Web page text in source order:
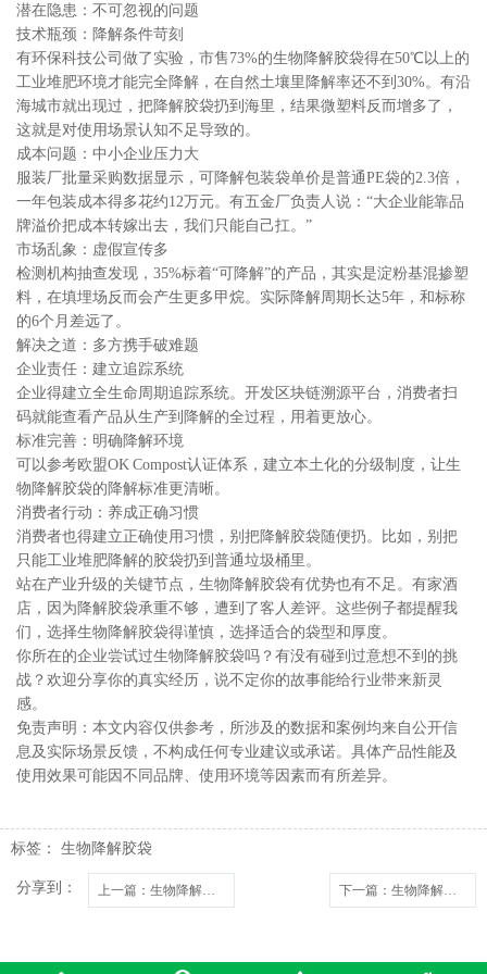
潜在隐患：不可忽视的问题
技术瓶颈：降解条件苛刻
有环保科技公司做了实验，市售73%的生物降解胶袋得在50℃以上的
工业堆肥环境才能完全降解，在自然土壤里降解率还不到30%。有沿
海城市就出现过，把降解胶袋扔到海里，结果微塑料反而增多了，
这就是对使用场景认知不足导致的。
成本问题：中小企业压力大
服装厂批量采购数据显示，可降解包装袋单价是普通PE袋的2.3倍，
一年包装成本得多花约12万元。有五金厂负责人说：“大企业能靠品
牌溢价把成本转嫁出去，我们只能自己扛。”
市场乱象：虚假宣传多
检测机构抽查发现，35%标着“可降解”的产品，其实是淀粉基混掺塑
料，在填埋场反而会产生更多甲烷。实际降解周期长达5年，和标称
的6个月差远了。
解决之道：多方携手破难题
企业责任：建立追踪系统
企业得建立全生命周期追踪系统。开发区块链溯源平台，消费者扫
码就能查看产品从生产到降解的全过程，用着更放心。
标准完善：明确降解环境
可以参考欧盟OK Compost认证体系，建立本土化的分级制度，让生
物降解胶袋的降解标准更清晰。
消费者行动：养成正确习惯
消费者也得建立正确使用习惯，别把降解胶袋随便扔。比如，别把
只能工业堆肥降解的胶袋扔到普通垃圾桶里。
站在产业升级的关键节点，生物降解胶袋有优势也有不足。有家酒
店，因为降解胶袋承重不够，遭到了客人差评。这些例子都提醒我
们，选择生物降解胶袋得谨慎，选择适合的袋型和厚度。
你所在的企业尝试过生物降解胶袋吗？有没有碰到过意想不到的挑
战？欢迎分享你的真实经历，说不定你的故事能给行业带来新灵
感。
免责声明：本文内容仅供参考，所涉及的数据和案例均来自公开信
息及实际场景反馈，不构成任何专业建议或承诺。具体产品性能及
使用效果可能因不同品牌、使用环境等因素而有所差异。
标签： 生物降解胶袋
分享到： 上一篇 ：生物降解胶袋：环保生活新选择，这些知识点你得知道！ 下一篇 ：生物降解胶袋：撕开环保标签，我们该如何正确选择？